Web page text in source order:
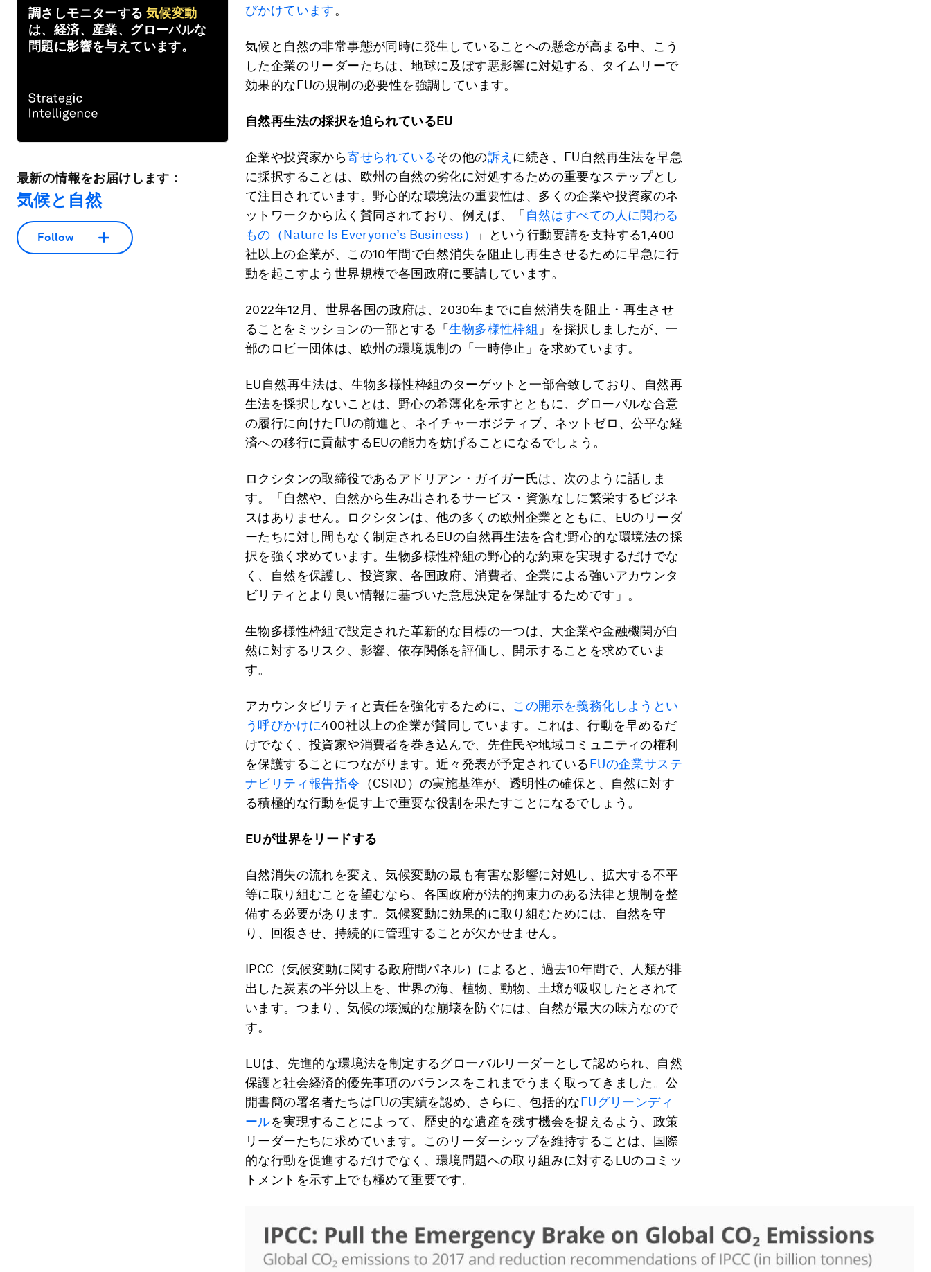
調さしモニターする 気候変動
は、経済、産業、グローバルな
問題に影響を与えています。
最新の情報をお届けします：
気候と自然
Follow
びかけています。
気候と自然の非常事態が同時に発生していることへの懸念が高まる中、こう
した企業のリーダーたちは、地球に及ぼす悪影響に対処する、タイムリーで
効果的なEUの規制の必要性を強調しています。
自然再生法の採択を迫られているEU
企業や投資家から寄せられているその他の訴え に続き、EU自然再生法を早急
に採択することは、欧州の自然の劣化に対処するための重要なステップとし
て注目されています。野心的な環境法の重要性は、多くの企業や投資家のネ
ットワークから広く賛同されており、例えば、「 自然はすべての人に関わる
もの（Nature Is Everyone’s Business）
」という行動要請を支持する1,400
社以上の企業が、この10年間で自然消失を阻止し再生させるために早急に行
動を起こすよう世界規模で各国政府に要請しています。
2022年12月、世界各国の政府は、2030年までに自然消失を阻止・再生させ
ることをミッションの一部とする「生物多様性枠組 」を採択しましたが、一
部のロビー団体は、欧州の環境規制の「一時停止」を求めています。
EU自然再生法は、生物多様性枠組のターゲットと一部合致しており、自然再
生法を採択しないことは、野心の希薄化を示すとともに、グローバルな合意
の履行に向けたEUの前進と、ネイチャーポジティブ、ネットゼロ、公平な経
済への移行に貢献するEUの能力を妨げることになるでしょう。
ロクシタンの取締役であるアドリアン・ガイガー氏は、次のように話しま
す。「自然や、自然から生み出されるサービス・資源なしに繁栄するビジネ
スはありません。ロクシタンは、他の多くの欧州企業とともに、EUのリーダ
ーたちに対し間もなく制定されるEUの自然再生法を含む野心的な環境法の採
択を強く求めています。生物多様性枠組の野心的な約束を実現するだけでな
く、自然を保護し、投資家、各国政府、消費者、企業による強いアカウンタ
ビリティとより良い情報に基づいた意思決定を保証するためです」。
生物多様性枠組で設定された革新的な目標の一つは、大企業や金融機関が自
然に対するリスク、影響、依存関係を評価し、開示することを求めていま
す。
アカウンタビリティと責任を強化するために、 この開示を義務化しようとい
う呼びかけに400社以上の企業が賛同しています。これは、行動を早めるだ
けでなく、投資家や消費者を巻き込んで、先住民や地域コミュニティの権利
を保護することにつながります。近々発表が予定されているEUの企業サステ
ナビリティ報告指令 （CSRD）の実施基準が、透明性の確保と、自然に対す
る積極的な行動を促す上で重要な役割を果たすことになるでしょう。
EUが世界をリードする
自然消失の流れを変え、気候変動の最も有害な影響に対処し、拡大する不平
等に取り組むことを望むなら、各国政府が法的拘束力のある法律と規制を整
備する必要があります。気候変動に効果的に取り組むためには、自然を守
り、回復させ、持続的に管理することが欠かせません。
IPCC（気候変動に関する政府間パネル）によると、過去10年間で、人類が排
出した炭素の半分以上を、世界の海、植物、動物、土壌が吸収したとされて
います。つまり、気候の壊滅的な崩壊を防ぐには、自然が最大の味方なので
す。
EUは、先進的な環境法を制定するグローバルリーダーとして認められ、自然
保護と社会経済的優先事項のバランスをこれまでうまく取ってきました。公
開書簡の署名者たちはEUの実績を認め、さらに、包括的なEUグリーンディ
ールを実現することによって、歴史的な遺産を残す機会を捉えるよう、政策
リーダーたちに求めています。このリーダーシップを維持することは、国際
的な行動を促進するだけでなく、環境問題への取り組みに対するEUのコミッ
トメントを示す上でも極めて重要です。